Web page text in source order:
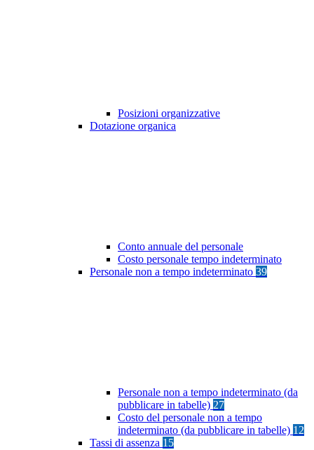
Posizioni organizzative
Dotazione organica
Conto annuale del personale
Costo personale tempo indeterminato
Personale non a tempo indeterminato 39
Personale non a tempo indeterminato (da
pubblicare in tabelle) 27
Costo del personale non a tempo
indeterminato (da pubblicare in tabelle) 12
Tassi di assenza 15